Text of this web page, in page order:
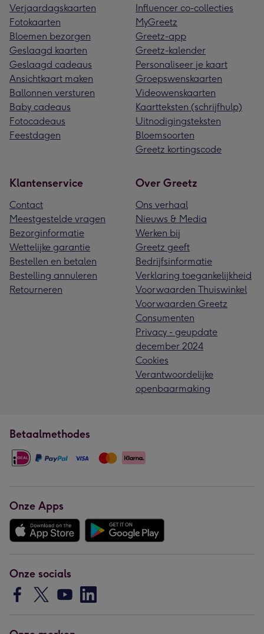
Verjaardagskaarten
Fotokaarten
Bloemen bezorgen
Geslaagd kaarten
Geslaagd cadeaus
Ansichtkaart maken
Ballonnen versturen
Baby cadeaus
Fotocadeaus
Feestdagen
Influencer co-collecties
MyGreetz
Greetz-app
Greetz-kalender
Personaliseer je kaart
Groepswenskaarten
Videowenskaarten
Kaartteksten (schrijfhulp)
Uitnodigingsteksten
Bloemsoorten
Greetz kortingscode
Klantenservice
Contact
Meestgestelde vragen
Bezorginformatie
Wettelijke garantie
Bestellen en betalen
Bestelling annuleren
Retourneren
Over Greetz
Ons verhaal
Nieuws & Media
Werken bij
Greetz geeft
Bedrijfsinformatie
Verklaring toegankelijkheid
Voorwaarden Thuiswinkel
Voorwaarden Greetz
Consumenten
Privacy - geupdate
december 2024
Cookies
Verantwoordelijke
openbaarmaking
Betaalmethodes
Onze Apps
Onze socials